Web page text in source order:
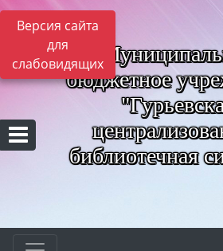
Версия сайта
для
слабовидящих
бюджетное
библиотечная